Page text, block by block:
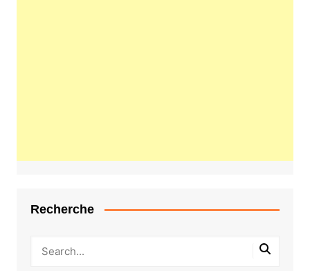
Recherche